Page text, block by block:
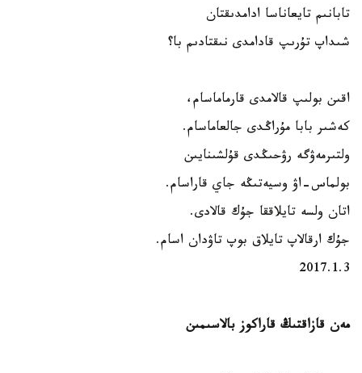
تابانىم تايعاناسا ادامدىقتان
شىداپ تۇرىپ قادامدى نىقتادىم با؟
اقىن بولىپ قالامدى قارماماسام،
كەشىر بابا مۇراڭدى جالعاماسام.
ولتىرمەۋگە رۋحىڭدى قۇلشىنايىن
بولماس-اۋ وسيەتىڭە جاي قاراسام.
اتان ولسە تايلاققا جۇك قالادى.
جۇك ارقالاپ تايلاق بوپ تاۋدان اسام.
2017.1.3
مەن قازاقتىڭ قاراكوز بالاسىمىن